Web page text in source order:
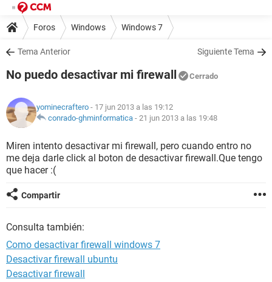
Foros Windows Windows 7
Tema Anterior Siguiente Tema
No puedo desactivar mi firewall Cerrado
yominecraftero - 17 jun 2013 a las 19:12
conrado-ghminformatica - 21 jun 2013 a las 19:48
Miren intento desactivar mi firewall, pero cuando entro no
me deja darle click al boton de desactivar firewall.Que tengo
que hacer :(
Compartir
Consulta también:
Como desactivar firewall windows 7
Desactivar firewall ubuntu
Desactivar firewall